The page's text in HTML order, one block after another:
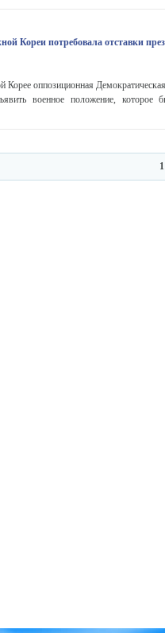
Кореи потребовала отставки
оппозиционная
военное положение,
1